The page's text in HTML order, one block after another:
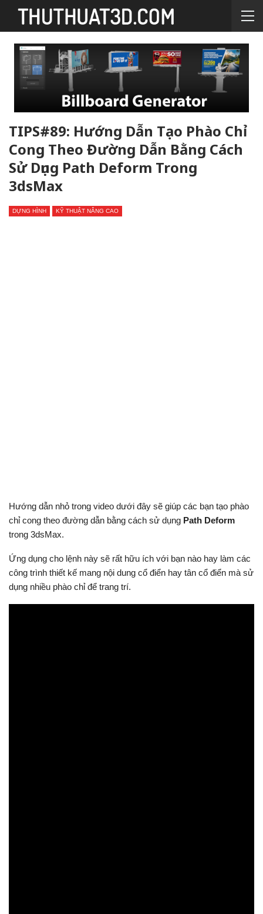
TIPS#89: Hướng Dẫn Tạo Phào Chỉ
Cong Theo Đường Dẫn Bằng Cách
Sử Dụng Path Deform Trong
3dsMax
DỰNG HÌNH KỸ THUẬT NÂNG CAO
Hướng dẫn nhỏ trong video dưới đây sẽ giúp các bạn tạo phào
chỉ cong theo đường dẫn bằng cách sử dụng Path Deform
trong 3dsMax.
Ứng dụng cho lệnh này sẽ rất hữu ích với bạn nào hay làm các
công trình thiết kế mang nội dung cổ điển hay tân cổ điển mà sử
dụng nhiều phào chỉ để trang trí.